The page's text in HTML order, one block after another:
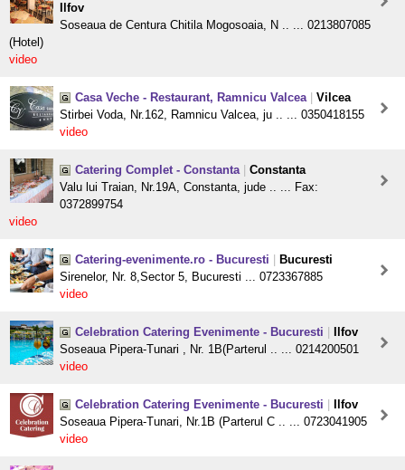
Ilfov
Soseaua de Centura Chitila Mogosoaia, N .. ... 0213807085
(Hotel)
video
Casa Veche - Restaurant, Ramnicu Valcea
Vilcea
Stirbei Voda, Nr.162, Ramnicu Valcea, ju .. ... 0350418155
video
Catering Complet - Constanta
Constanta
Valu lui Traian, Nr.19A, Constanta, jude .. ... Fax:
0372899754
video
Catering-evenimente.ro - Bucuresti
Bucuresti
Sirenelor, Nr. 8,Sector 5, Bucuresti ... 0723367885
video
Celebration Catering Evenimente - Bucuresti
Ilfov
Soseaua Pipera-Tunari , Nr. 1B(Parterul .. ... 0214200501
video
Celebration Catering Evenimente - Bucuresti
Ilfov
Soseaua Pipera-Tunari, Nr.1B (Parterul C .. ... 0723041905
video